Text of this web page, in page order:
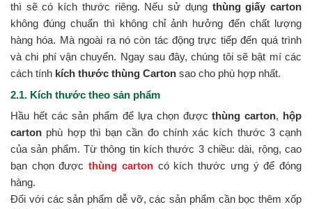
thì sẽ có kích thước riêng. Nếu sử dụng thùng giấy carton
không đúng chuẩn thì không chỉ ảnh hưởng đến chất lượng
hàng hóa. Mà ngoài ra nó còn tác động trực tiếp đến quá trình
và chi phí vận chuyển. Ngay sau đây, chúng tôi sẽ bật mí các
cách tính kích thước thùng Carton sao cho phù hợp nhất.
2.1. Kích thước theo sản phẩm
Hầu hết các sản phẩm để lựa chọn đượcthùng carton, hộp
carton phù hợp thì bạn cần đo chính xác kích thước 3 cạnh
của sản phẩm. Từ thông tin kích thước 3 chiều: dài, rộng, cao
bạn chọn đượcthùng cartoncó kích thước ưng ý để đóng
hàng.
Đối với các sản phẩm dễ vỡ, các sản phẩm cần bọc thêm xốp